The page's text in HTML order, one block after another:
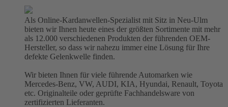
Als Online-Kardanwellen-Spezialist mit Sitz in Neu-Ulm
bieten wir Ihnen heute eines der größten Sortimente mit mehr
als 12.000 verschiedenen Produkten der führenden OEM-
Hersteller, so dass wir nahezu immer eine Lösung für Ihre
defekte Gelenkwelle finden.
Wir bieten Ihnen für viele führende Automarken wie
Mercedes-Benz, VW, AUDI, KIA, Hyundai, Renault, Toyota
etc. Originalteile oder geprüfte Fachhandelsware von
zertifizierten Lieferanten.